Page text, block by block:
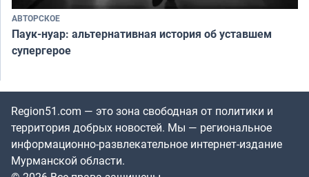
АВТОРСКОЕ
Паук-нуар: альтернативная история об уставшем
супергерое
Region51.com — это зона свободная от политики и
территория добрых новостей. Мы — региональное
информационно-развлекательное интернет-издание
Мурманской области.